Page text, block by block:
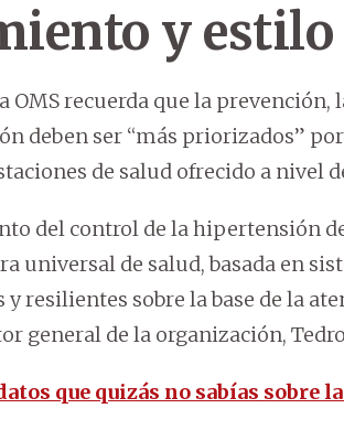
y estilo
OMS recuerda que la
deben ser “más priorizados”
de salud ofrecido a nivel
del control de la hipertensión
universal de salud, basada en
resilientes sobre la base de la
general de la organización,
que quizás no sabías sobre